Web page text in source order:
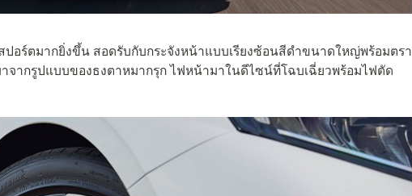
อร์ตมากยิ่งขึ้น สอดรับกับกระจังหน้าแบบเรียงซ้อนสีดำขนาดใหญ่พร้อมตรา
ากรูปแบบของธงตาหมากรุก ไฟหน้ามาในดีไซน์ที่โฉบเฉี่ยวพร้อมไฟตัด